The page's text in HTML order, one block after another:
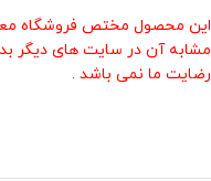
این محصول مختص فروشگاه
مشابه آن در سایت های دیگر
رضایت ما نمی باشد .